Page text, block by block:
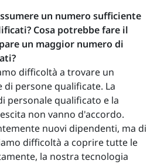
un numero sufficiente
Cosa potrebbe fare il
un maggior numero di
difficoltà a trovare un
persone qualificate. La
personale qualificato e la
non vanno d'accordo.
nuovi dipendenti, ma di
difficoltà a coprire tutte le
la nostra tecnologia